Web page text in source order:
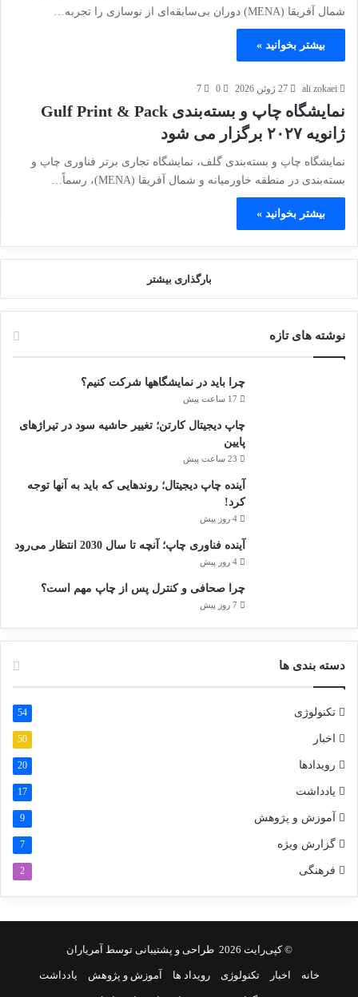
شمال آفریقا (MENA) دوران بی‌سابقه‌ای از نوسازی را تجربه…
بیشتر بخوانید »
ali zokaei 27 ژوئن 2026 0
7
نمایشگاه چاپ و بسته‌بندی Gulf Print & Pack
ژانویه ۲۰۲۷ برگزار می شود
نمایشگاه چاپ و بسته‌بندی گلف، نمایشگاه تجاری برتر فناوری چاپ و
بسته‌بندی در منطقه خاورمیانه و شمال آفریقا (MENA)، رسماً…
بیشتر بخوانید »
بارگذاری بیشتر
نوشته های تازه
چرا باید در نمایشگاهها شرکت کنیم؟
17 ساعت پیش
چاپ دیجیتال کارتن؛ تغییر حاشیه سود در تیراژهای
پایین
23 ساعت پیش
آینده چاپ دیجیتال؛ روندهایی که باید به آنها توجه
کرد!
4 روز پیش
آینده فناوری چاپ؛ آنچه تا سال 2030 انتظار می‌رود
4 روز پیش
چرا صحافی و کنترل پس از چاپ مهم است؟
7 روز پیش
دسته بندی ها
تکنولوژی 54
اخبار 50
رویدادها 20
یادداشت 17
آموزش و پژوهش 9
گزارش ویژه 7
فرهنگی 2
© کپی‌رایت 2026 طراحی و پشتیبانی توسط آمریاران
خانه اخبار تکنولوژی رویداد ها آموزش و پژوهش یادداشت